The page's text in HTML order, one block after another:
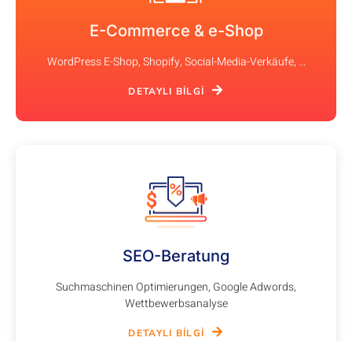
E-Commerce & e-Shop
WordPress E-Shop, Shopify, Social-Media-Verkäufe, ...
DETAYLI BILGI
SEO-Beratung
Suchmaschinen Optimierungen, Google Adwords,
Wettbewerbsanalyse
DETAYLI BILGI